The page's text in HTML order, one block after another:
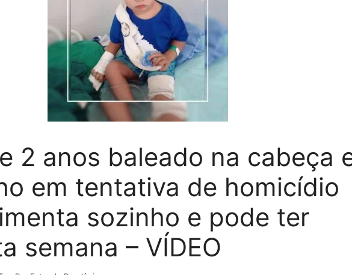
2 anos baleado na cabeça
em tentativa de homicídio
sozinho e pode ter
semana – VÍDEO